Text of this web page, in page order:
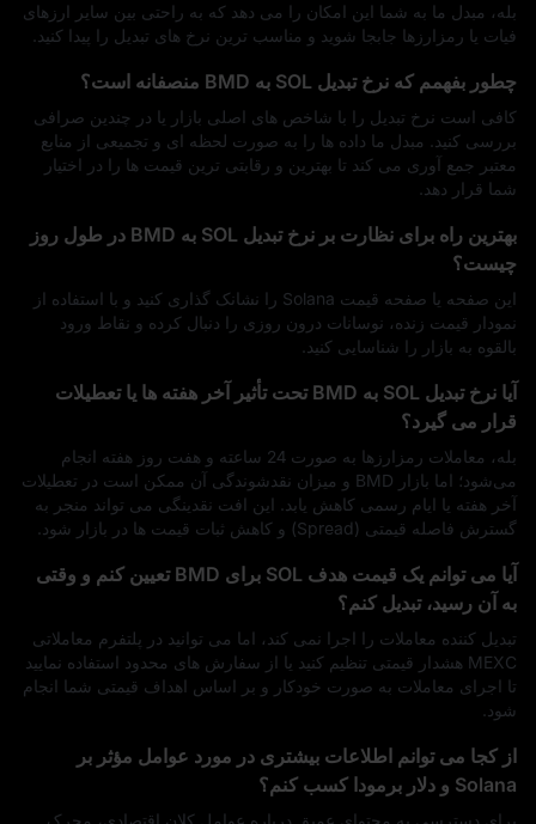
بله، مبدل ما به شما این امکان را می‌ دهد که به‌ راحتی بین سایر ارزهای
فیات یا رمزارزها جابجا شوید و مناسب‌ ترین نرخ‌ های تبدیل را پیدا کنید.
چطور بفهمم که نرخ تبدیل SOL به BMD منصفانه است؟
کافی است نرخ تبدیل را با شاخص‌ های اصلی بازار یا در چندین صرافی
بررسی کنید. مبدل ما داده‌ ها را به‌ صورت لحظه‌ ای و تجمیعی از منابع
معتبر جمع‌ آوری می‌ کند تا بهترین و رقابتی‌ ترین قیمت‌ ها را در اختیار
شما قرار دهد.
بهترین راه برای نظارت بر نرخ تبدیل SOL به BMD در طول روز
چیست؟
این صفحه یا صفحه قیمت Solana را نشانک‌ گذاری کنید و با استفاده از
نمودار قیمت زنده، نوسانات درون‌ روزی را دنبال کرده و نقاط ورود
بالقوه به بازار را شناسایی کنید.
آیا نرخ تبدیل SOL به BMD تحت تأثیر آخر هفته‌ ها یا تعطیلات
قرار می‌ گیرد؟
بله، معاملات رمزارزها به‌ صورت 24 ساعته و هفت روز هفته انجام
می‌شود؛ اما بازار BMD و میزان نقدشوندگی آن ممکن است در تعطیلات
آخر هفته یا ایام رسمی کاهش یابد. این افت نقدینگی می‌ تواند منجر به
گسترش فاصله قیمتی (Spread) و کاهش ثبات قیمت‌ ها در بازار شود.
آیا می‌ توانم یک قیمت هدف SOL برای BMD تعیین کنم و وقتی
به آن رسید، تبدیل کنم؟
تبدیل‌ کننده معاملات را اجرا نمی‌ کند، اما می‌ توانید در پلتفرم معاملاتی
MEXC هشدار قیمتی تنظیم کنید یا از سفارش‌ های محدود استفاده نمایید
تا اجرای معاملات به‌ صورت خودکار و بر اساس اهداف قیمتی شما انجام
شود.
از کجا می‌ توانم اطلاعات بیشتری در مورد عوامل مؤثر بر
Solana و دلار برمودا کسب کنم؟